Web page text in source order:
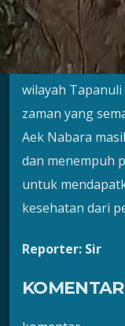
Kondisi ini
adanya
wilayah
zaman yang
Aek Nabara
dan menempuh
untuk
kesehatan dari
Reporter: Sir